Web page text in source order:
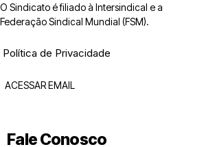
O Sindicato é filiado à Intersindical e a
Federação Sindical Mundial (FSM).
Política de Privacidade
ACESSAR EMAIL
Fale Conosco